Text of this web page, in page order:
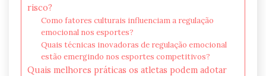
risco?
Como fatores culturais influenciam a regulação
emocional nos esportes?
Quais técnicas inovadoras de regulação emocional
estão emergindo nos esportes competitivos?
Quais melhores práticas os atletas podem adotar